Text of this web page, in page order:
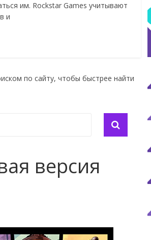
им. Rockstar Games учитывают
и
по сайту, чтобы быстрее найти
версия